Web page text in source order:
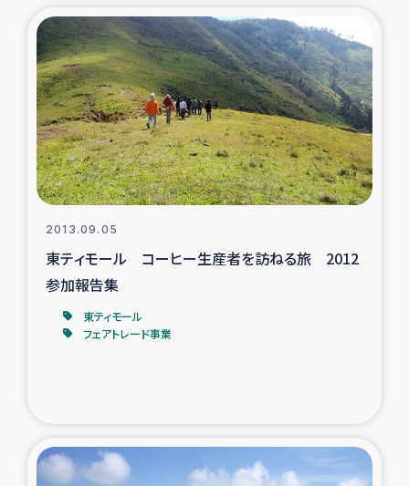
トルコ・シリア地震被災者支援
デニヤヤ小規模紅茶農家支援
コーヒー生産者支援
アイナロ県マウベシ郡でのコーヒー畑改善事業
ベイルート大規模爆発被災者支援
アグロフォレストリー（カカオ）事業
2013.09.05
東ティモール コーヒー生産者を訪ねる旅 2012
参加報告集
東ティモール
フェアトレード事業